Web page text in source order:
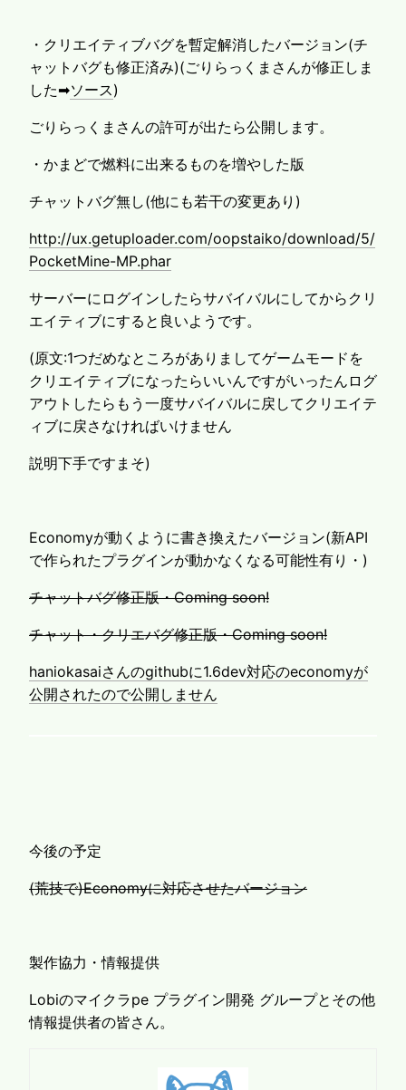
・クリエイティブバグを暫定解消したバージョン(チ
ャットバグも修正済み)(ごりらっくまさんが修正しま
した➡ソース)
ごりらっくまさんの許可が出たら公開します。
・かまどで燃料に出来るものを増やした版
チャットバグ無し(他にも若干の変更あり)
http://ux.getuploader.com/oopstaiko/download/5/
PocketMine-MP.phar
サーバーにログインしたらサバイバルにしてからクリ
エイティブにすると良いようです。
(原文:1つだめなところがありましてゲームモードを
クリエイティブになったらいいんですがいったんログ
アウトしたらもう一度サバイバルに戻してクリエイテ
ィブに戻さなければいけません
説明下手ですまそ)
Economyが動くように書き換えたバージョン(新API
で作られたプラグインが動かなくなる可能性有り・)
チャットバグ修正版・Coming soon!
チャット・クリエバグ修正版・Coming soon!
haniokasaiさんのgithubに1.6dev対応のeconomyが
公開されたので公開しません
今後の予定
(荒技で)Economyに対応させたバージョン
製作協力・情報提供
Lobiのマイクラpe プラグイン開発 グループとその他
情報提供者の皆さん。